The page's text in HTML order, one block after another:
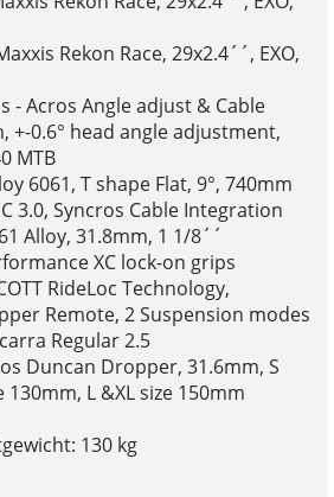
Rekon Race, 29x2.4´´, EXO,
- Acros Angle adjust & Cable
+-0.6° head angle adjustment,
MTB
6061, T shape Flat, 9°, 740mm
3.0, Syncros Cable Integration
Alloy, 31.8mm, 1 1/8´´
XC lock-on grips
RideLoc Technology,
Remote, 2 Suspension modes
Regular 2.5
Duncan Dropper, 31.6mm, S
130mm, L &XL size 150mm
130 kg